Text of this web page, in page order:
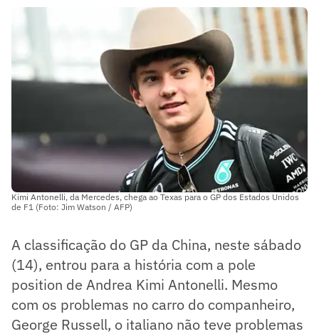
Kimi Antonelli, da Mercedes, chega ao Texas para o GP dos Estados Unidos
de F1 (Foto: Jim Watson / AFP)
A classificação do GP da China, neste sábado
(14), entrou para a história com a pole
position de Andrea Kimi Antonelli. Mesmo
com os problemas no carro do companheiro,
George Russell, o italiano não teve problemas